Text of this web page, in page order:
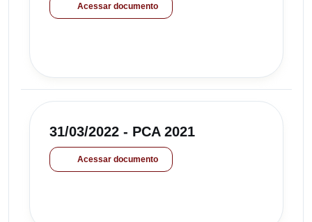
Acessar documento
31/03/2022 - PCA 2021
Acessar documento